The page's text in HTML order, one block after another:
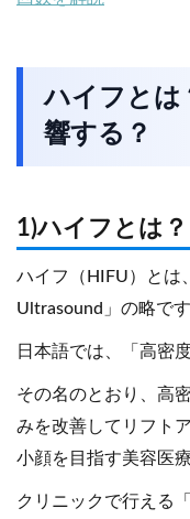
ハイフとは
響する？
1)ハイフとは？
ハイフ（HIFU）とは
Ultrasound」の略です
日本語では、「高密
その名のとおり、高
みを改善してリフト
小顔を目指す美容医
クリニックで行える